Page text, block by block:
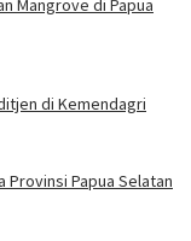
Mangrove di Papua
di Kemendagri
Provinsi Papua Selatan